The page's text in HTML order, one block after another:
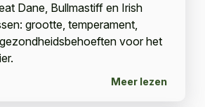
Dane, Bullmastiff en Irish
grootte, temperament,
voor het
Meer lezen